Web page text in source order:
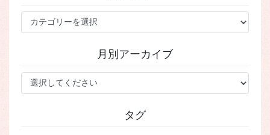
ー
月別アーカイブ
タグ